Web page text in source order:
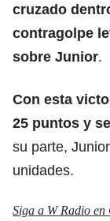
cruzado
contragolpe
sobre Junior.
Con esta
25 puntos y
su parte,
unidades.
Siga a W Radio en